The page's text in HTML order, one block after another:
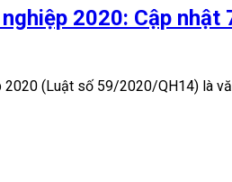
2020: Cập
2020 (Luật số 59/2020/QH14) là